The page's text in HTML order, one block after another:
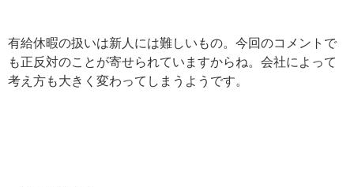
有給休暇の扱いは新人には難しいもの。今回のコメントで
も正反対のことが寄せられていますからね。会社によって
考え方も大きく変わってしまうようです。